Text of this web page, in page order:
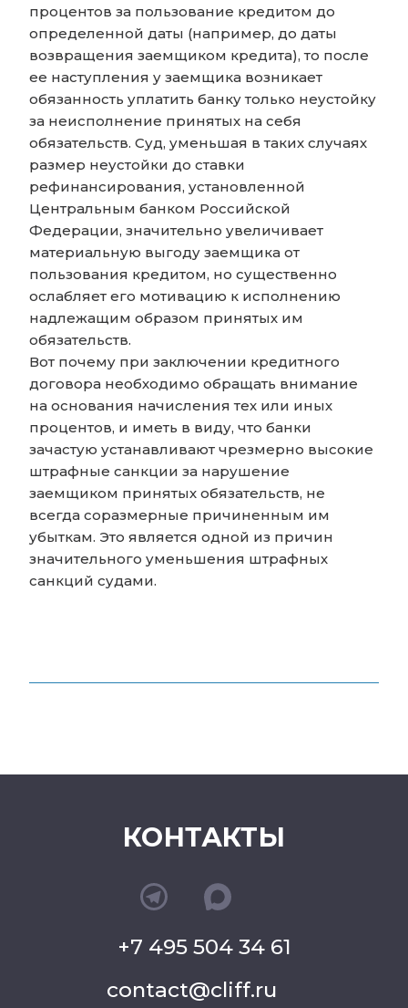
процентов за пользование кредитом до
определенной даты (например, до даты
возвращения заемщиком кредита), то после
ее наступления у заемщика возникает
обязанность уплатить банку только неустойку
за неисполнение принятых на себя
обязательств. Суд, уменьшая в таких случаях
размер неустойки до ставки
рефинансирования, установленной
Центральным банком Российской
Федерации, значительно увеличивает
материальную выгоду заемщика от
пользования кредитом, но существенно
ослабляет его мотивацию к исполнению
надлежащим образом принятых им
обязательств.
Вот почему при заключении кредитного
договора необходимо обращать внимание
на основания начисления тех или иных
процентов, и иметь в виду, что банки
зачастую устанавливают чрезмерно высокие
штрафные санкции за нарушение
заемщиком принятых обязательств, не
всегда соразмерные причиненным им
убыткам. Это является одной из причин
значительного уменьшения штрафных
санкций судами.
КОНТАКТЫ
+7 495 504 34 61
contact@cliff.ru